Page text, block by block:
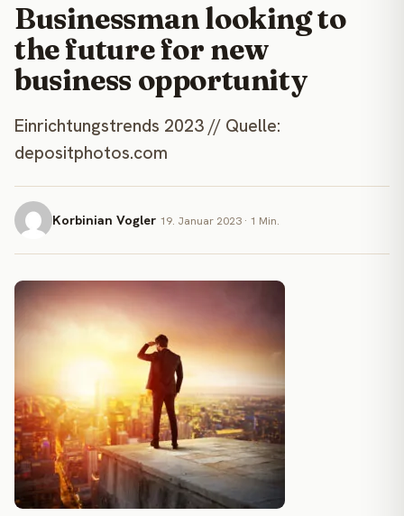
Businessman looking to
the future for new
business opportunity
Einrichtungstrends 2023 // Quelle:
depositphotos.com
Korbinian Vogler 19. Januar 2023 · 1 Min.